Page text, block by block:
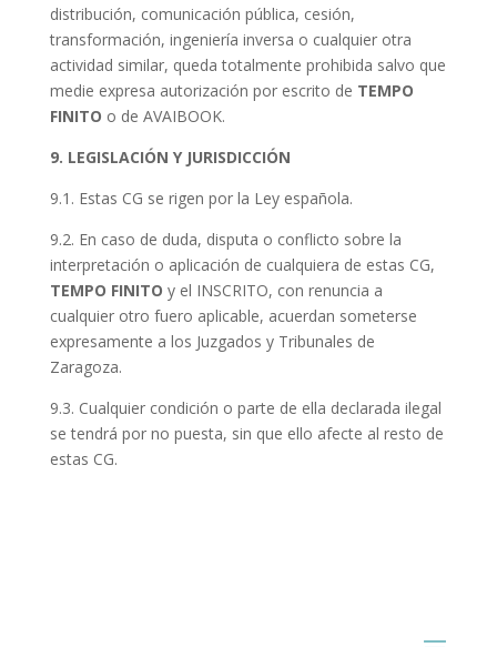
distribución, comunicación pública, cesión,
transformación, ingeniería inversa o cualquier otra
actividad similar, queda totalmente prohibida salvo que
medie expresa autorización por escrito de TEMPO
FINITO o de AVAIBOOK.
9. LEGISLACIÓN Y JURISDICCIÓN
9.1. Estas CG se rigen por la Ley española.
9.2. En caso de duda, disputa o conflicto sobre la
interpretación o aplicación de cualquiera de estas CG,
TEMPO FINITO y el INSCRITO, con renuncia a
cualquier otro fuero aplicable, acuerdan someterse
expresamente a los Juzgados y Tribunales de
Zaragoza.
9.3. Cualquier condición o parte de ella declarada ilegal
se tendrá por no puesta, sin que ello afecte al resto de
estas CG.